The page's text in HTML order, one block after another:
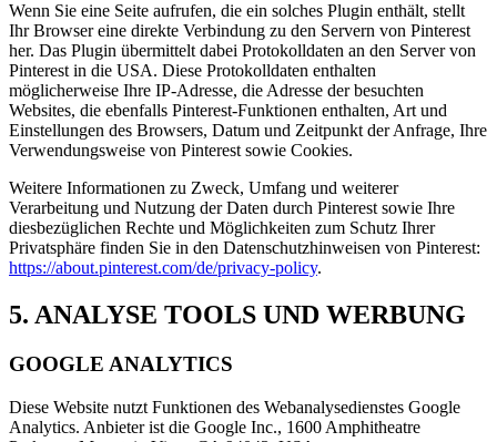
Wenn Sie eine Seite aufrufen, die ein solches Plugin enthält, stellt
Ihr Browser eine direkte Verbindung zu den Servern von Pinterest
her. Das Plugin übermittelt dabei Protokolldaten an den Server von
Pinterest in die USA. Diese Protokolldaten enthalten
möglicherweise Ihre IP-Adresse, die Adresse der besuchten
Websites, die ebenfalls Pinterest-Funktionen enthalten, Art und
Einstellungen des Browsers, Datum und Zeitpunkt der Anfrage, Ihre
Verwendungsweise von Pinterest sowie Cookies.
Weitere Informationen zu Zweck, Umfang und weiterer
Verarbeitung und Nutzung der Daten durch Pinterest sowie Ihre
diesbezüglichen Rechte und Möglichkeiten zum Schutz Ihrer
Privatsphäre finden Sie in den Datenschutzhinweisen von Pinterest:
https://about.pinterest.com/de/privacy-policy.
5. ANALYSE TOOLS UND WERBUNG
GOOGLE ANALYTICS
Diese Website nutzt Funktionen des Webanalysedienstes Google
Analytics. Anbieter ist die Google Inc., 1600 Amphitheatre